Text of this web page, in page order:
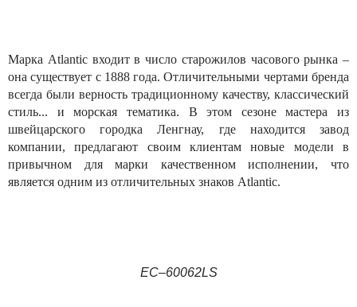
Марка Atlantic входит в число старожилов часового рынка –
она существует с 1888 года. Отличительными чертами бренда
всегда были верность традиционному качеству, классический
стиль... и морская тематика. В этом сезоне мастера из
швейцарского городка Ленгнау, где находится завод
компании, предлагают своим клиентам новые модели в
привычном для марки качественном исполнении, что
является одним из отличительных знаков Atlantic.
EC–60062LS